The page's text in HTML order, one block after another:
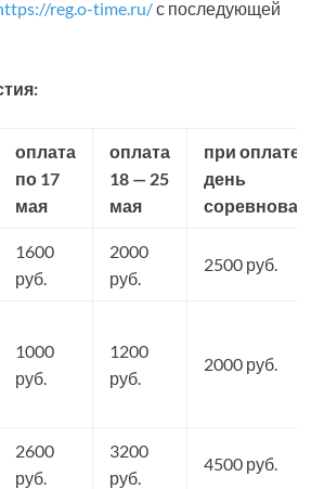
reg.o-time.ru/с последующей
оплата
по 17
мая
оплата
18 — 25
мая
при оплате в
день
1600
руб.
2000
руб.
2500 руб.
1000
руб.
1200
руб.
2000 руб.
2600
руб.
3200
руб.
4500 руб.